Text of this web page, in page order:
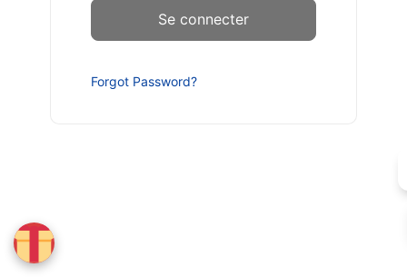
Forgot Password?